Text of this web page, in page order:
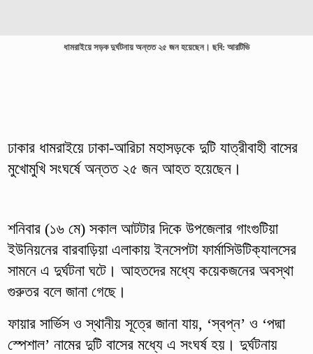
ধামরাইয়ে সড়ক দুর্ঘটনায় অন্তত ২৫ জন হয়েছেন। ছবি: আরটিভি
ঢাকার ধামরাইয়ে ঢাকা-আরিচা মহাসড়কে দুটি যাত্রীবাহী বাসের
মুখোমুখি সংঘর্ষে অন্তত ২৫ জন আহত হয়েছেন।
শনিবার (১৬ মে) সকাল আটটার দিকে উপজেলার গাংগুটিয়া
ইউনিয়নের বারবাড়িয়া এলাকায় ইনসেপটা ফার্মাসিউটিক্যালসের
সামনে এ দুর্ঘটনা ঘটে। আহতদের মধ্যে কয়েকজনের অবস্থা
গুরুতর বলে জানা গেছে।
ফায়ার সার্ভিস ও স্থানীয় সূত্রে জানা যায়, ‘স্বপ্ন’ ও ‘পদ্মা
স্পেশাল’ নামের দুটি বাসের মধ্যে এ সংঘর্ষ হয়। দুর্ঘটনায়